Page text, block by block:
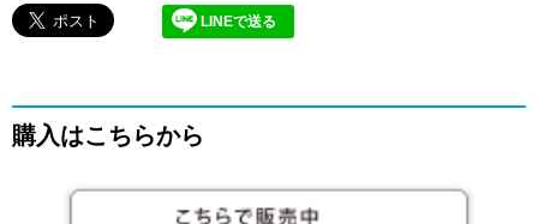
LINEで送る
購入はこちらから